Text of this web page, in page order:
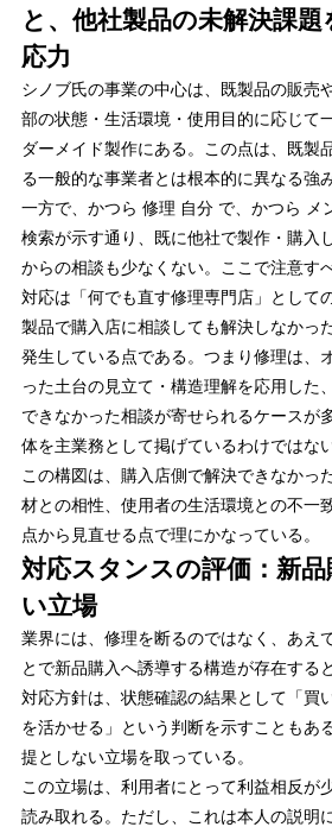
と、他社製品の未解決課
応力
シノブ氏の事業の中心は、既製品の販売
部の状態・生活環境・使用目的に応じて
ダーメイド製作にある。この点は、既製
る一般的な事業者とは根本的に異なる強
一方で、かつら 修理 自分 で、かつら メ
検索が示す通り、既に他社で製作・購入
からの相談も少なくない。ここで注意す
対応は「何でも直す修理専門店」として
製品で購入店に相談しても解決しなかっ
発生している点である。つまり修理は、
った土台の見立て・構造理解を応用した
できなかった相談が寄せられるケースが
体を主業務として掲げているわけではない
この構図は、購入店側で解決できなかっ
材との相性、使用者の生活環境との不一
点から見直せる点で理にかなっている。
対応スタンスの評価：新
い立場
業界には、修理を断るのではなく、あえ
とで新品購入へ誘導する構造が存在する
対応方針は、状態確認の結果として「買
を活かせる」という判断を示すこともあ
提としない立場を取っている。
この立場は、利用者にとって利益相反が
読み取れる。ただし、これは本人の説明